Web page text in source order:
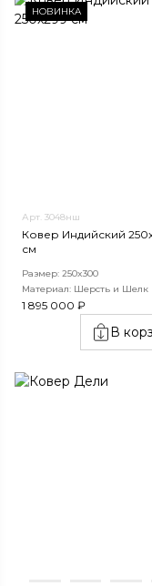
НОВИНКА
Арт. 3048нш
Ковер Индийский
см
Размер: 250x300
Материал: Шерсть и Шелк
1 895 000 ₽
В